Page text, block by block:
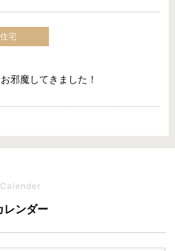
宅
邪魔してきました！
Calender
レンダー